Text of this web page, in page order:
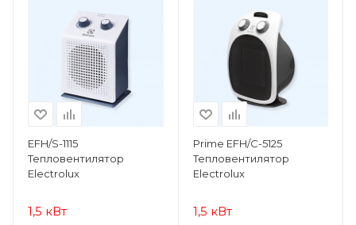
EFH/S-1115
Тепловентилятор
Electrolux
1,5 кВт
Prime EFH/C-5125
Тепловентилятор
Electrolux
1,5 кВт